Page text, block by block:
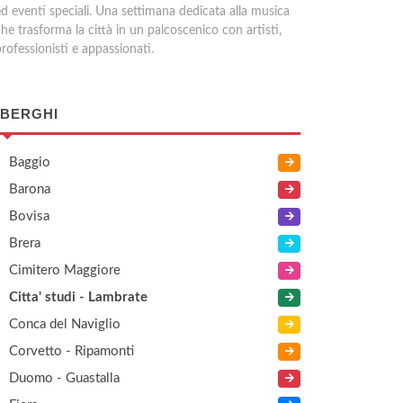
eventi speciali. Una settimana dedicata alla musica
trasforma la città in un palcoscenico con artisti,
e appassionati.
Baggio
Barona
Bovisa
Brera
Cimitero Maggiore
Citta' studi - Lambrate
Conca del Naviglio
Corvetto - Ripamonti
Duomo - Guastalla